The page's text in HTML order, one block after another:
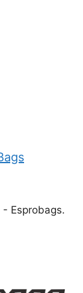
Esprobags.